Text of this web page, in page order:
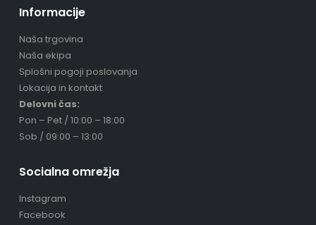
Informacije
Naša trgovina
Naša ekipa
Splošni pogoji poslovanja
Lokacija in kontakt
Delovni čas:
Pon – Pet / 10:00 – 18:00
Sob / 09:00 – 13:00
Socialna omrežja
Instagram
Facebook